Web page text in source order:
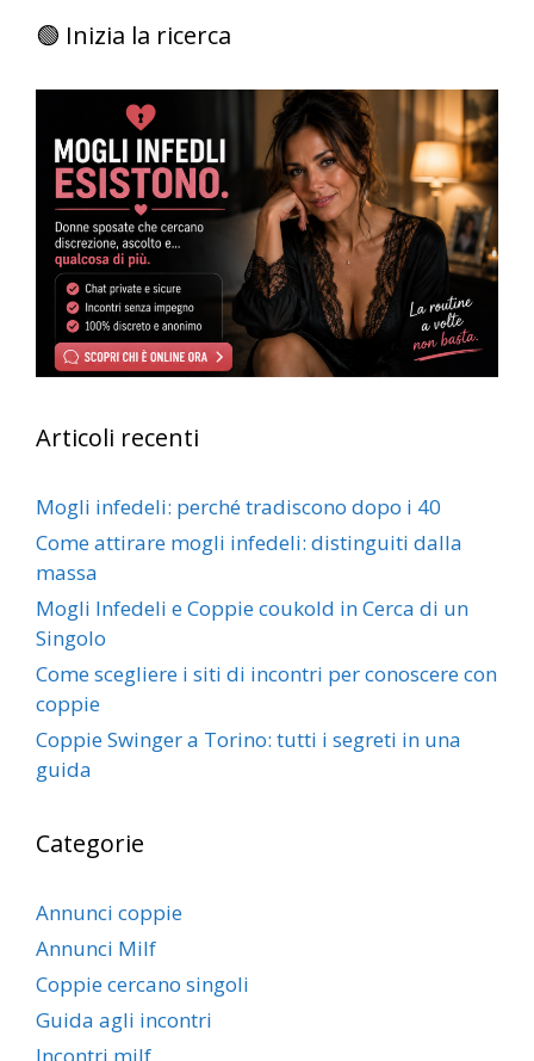
🟢 Inizia la ricerca
Articoli recenti
Mogli infedeli: perché tradiscono dopo i 40
Come attirare mogli infedeli: distinguiti dalla
massa
Mogli Infedeli e Coppie coukold in Cerca di un
Singolo
Come scegliere i siti di incontri per conoscere con
coppie
Coppie Swinger a Torino: tutti i segreti in una
guida
Categorie
Annunci coppie
Annunci Milf
Coppie cercano singoli
Guida agli incontri